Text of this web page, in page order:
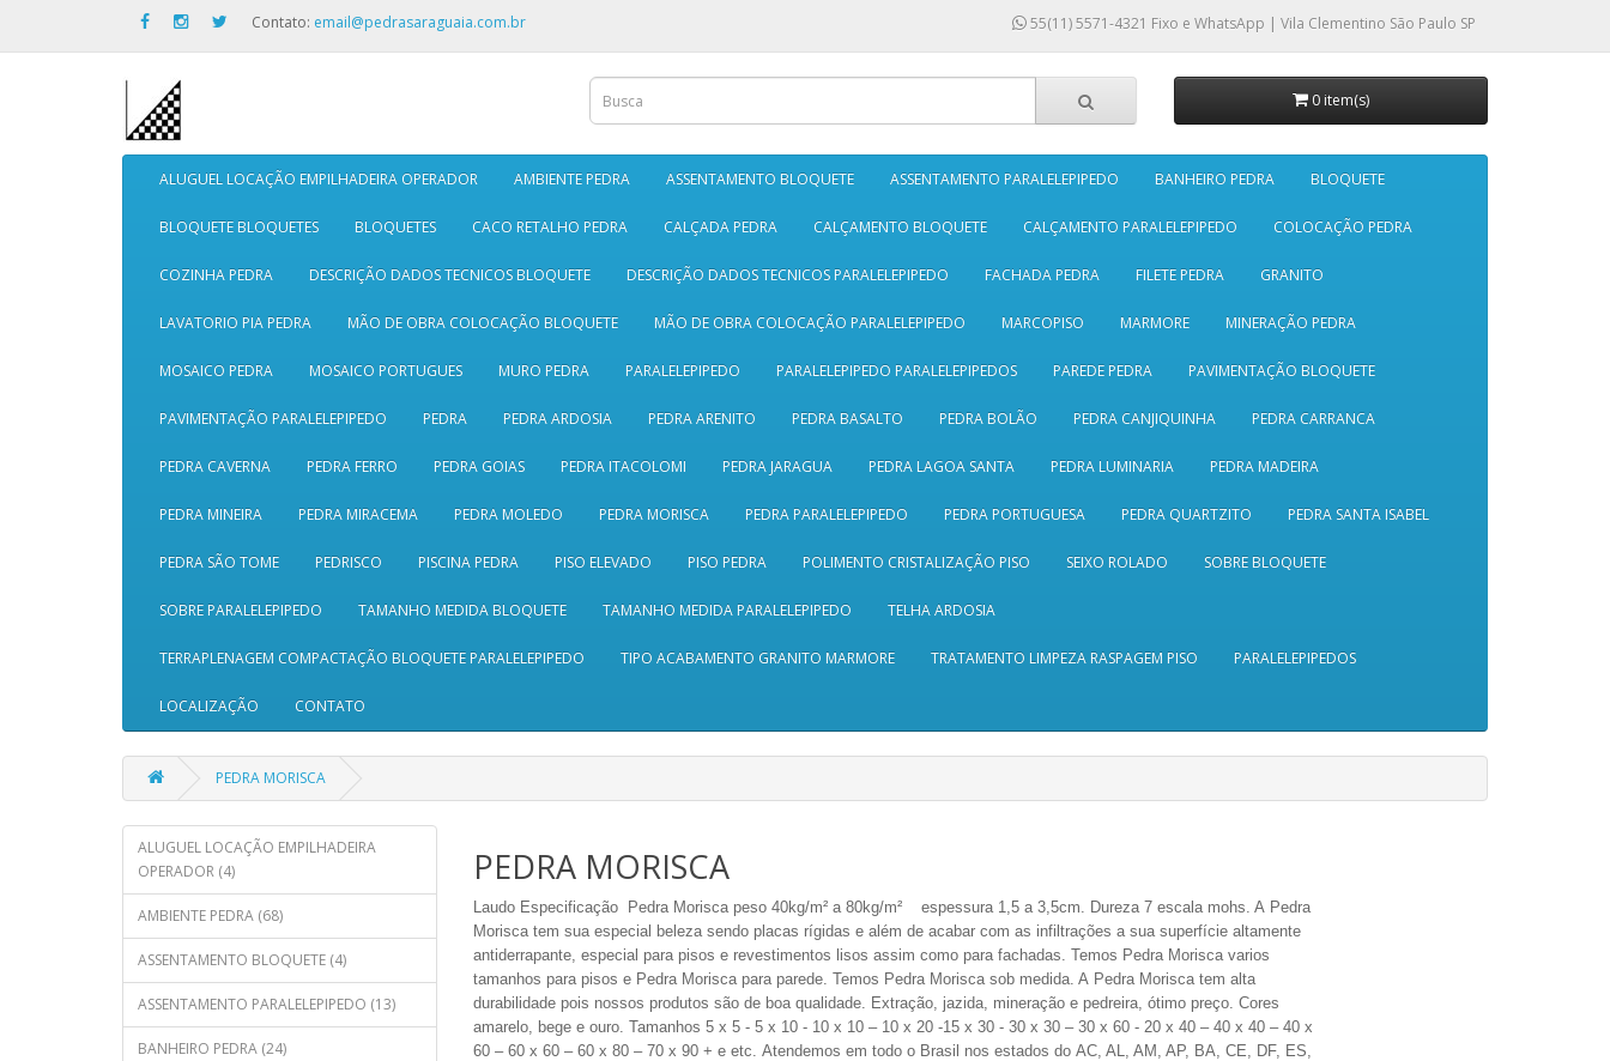
Contato: email@pedrasaraguaia.com.br 55(11) 5571-4321 Fixo e WhatsApp | Vila Clementino São Paulo SP
0 item(s)
ALUGUEL LOCAÇÃO EMPILHADEIRA OPERADOR AMBIENTE PEDRA ASSENTAMENTO BLOQUETE ASSENTAMENTO PARALELEPIPEDO BANHEIRO PEDRA BLOQUETE
BLOQUETE BLOQUETES BLOQUETES CACO RETALHO PEDRA CALÇADA PEDRA CALÇAMENTO BLOQUETE CALÇAMENTO PARALELEPIPEDO COLOCAÇÃO PEDRA
COZINHA PEDRA DESCRIÇÃO DADOS TECNICOS BLOQUETE DESCRIÇÃO DADOS TECNICOS PARALELEPIPEDO FACHADA PEDRA FILETE PEDRA GRANITO
LAVATORIO PIA PEDRA MÃO DE OBRA COLOCAÇÃO BLOQUETE MÃO DE OBRA COLOCAÇÃO PARALELEPIPEDO MARCOPISO MARMORE MINERAÇÃO PEDRA
MOSAICO PEDRA MOSAICO PORTUGUES MURO PEDRA PARALELEPIPEDO PARALELEPIPEDO PARALELEPIPEDOS PAREDE PEDRA PAVIMENTAÇÃO BLOQUETE
PAVIMENTAÇÃO PARALELEPIPEDO PEDRA PEDRA ARDOSIA PEDRA ARENITO PEDRA BASALTO PEDRA BOLÃO PEDRA CANJIQUINHA PEDRA CARRANCA
PEDRA CAVERNA PEDRA FERRO PEDRA GOIAS PEDRA ITACOLOMI PEDRA JARAGUA PEDRA LAGOA SANTA PEDRA LUMINARIA PEDRA MADEIRA
PEDRA MINEIRA PEDRA MIRACEMA PEDRA MOLEDO PEDRA MORISCA PEDRA PARALELEPIPEDO PEDRA PORTUGUESA PEDRA QUARTZITO PEDRA SANTA ISABEL
PEDRA SÃO TOME PEDRISCO PISCINA PEDRA PISO ELEVADO PISO PEDRA POLIMENTO CRISTALIZAÇÃO PISO SEIXO ROLADO SOBRE BLOQUETE
SOBRE PARALELEPIPEDO TAMANHO MEDIDA BLOQUETE TAMANHO MEDIDA PARALELEPIPEDO TELHA ARDOSIA
TERRAPLENAGEM COMPACTAÇÃO BLOQUETE PARALELEPIPEDO TIPO ACABAMENTO GRANITO MARMORE TRATAMENTO LIMPEZA RASPAGEM PISO PARALELEPIPEDOS
LOCALIZAÇÃO CONTATO
PEDRA MORISCA
ALUGUEL LOCAÇÃO EMPILHADEIRA
OPERADOR (4)
AMBIENTE PEDRA (68)
ASSENTAMENTO BLOQUETE (4)
ASSENTAMENTO PARALELEPIPEDO (13)
BANHEIRO PEDRA (24)
PEDRA MORISCA
LaudoEspecificação Pedra Morisca peso 40kg/m² a 80kg/m² espessura 1,5 a 3,5cm. Dureza 7 escala mohs. A Pedra
Morisca tem sua especial beleza sendoplacas rígidas e além de acabar com as infiltrações a sua superfície altamente
antiderrapante, especial para pisos e revestimentos lisos assim como para fachadas. Temos Pedra Morisca varios
tamanhos para pisos e Pedra Morisca para parede. Temos Pedra Morisca sob medida. A Pedra Morisca tem alta
durabilidade pois nossos produtos são de boa qualidade. Extração, jazida, mineração e pedreira, ótimopreço. Cores
amarelo, bege e ouro. Tamanhos 5 x 5 - 5 x 10 - 10 x 10 – 10 x 20 -15 x 30 - 30 x 30 – 30 x 60 - 20 x 40 – 40 x 40 – 40 x
60 – 60 x 60 – 60 x 80 – 70 x 90 + e etc. Atendemos em todo o Brasil nos estados do AC, AL, AM, AP, BA, CE, DF, ES,